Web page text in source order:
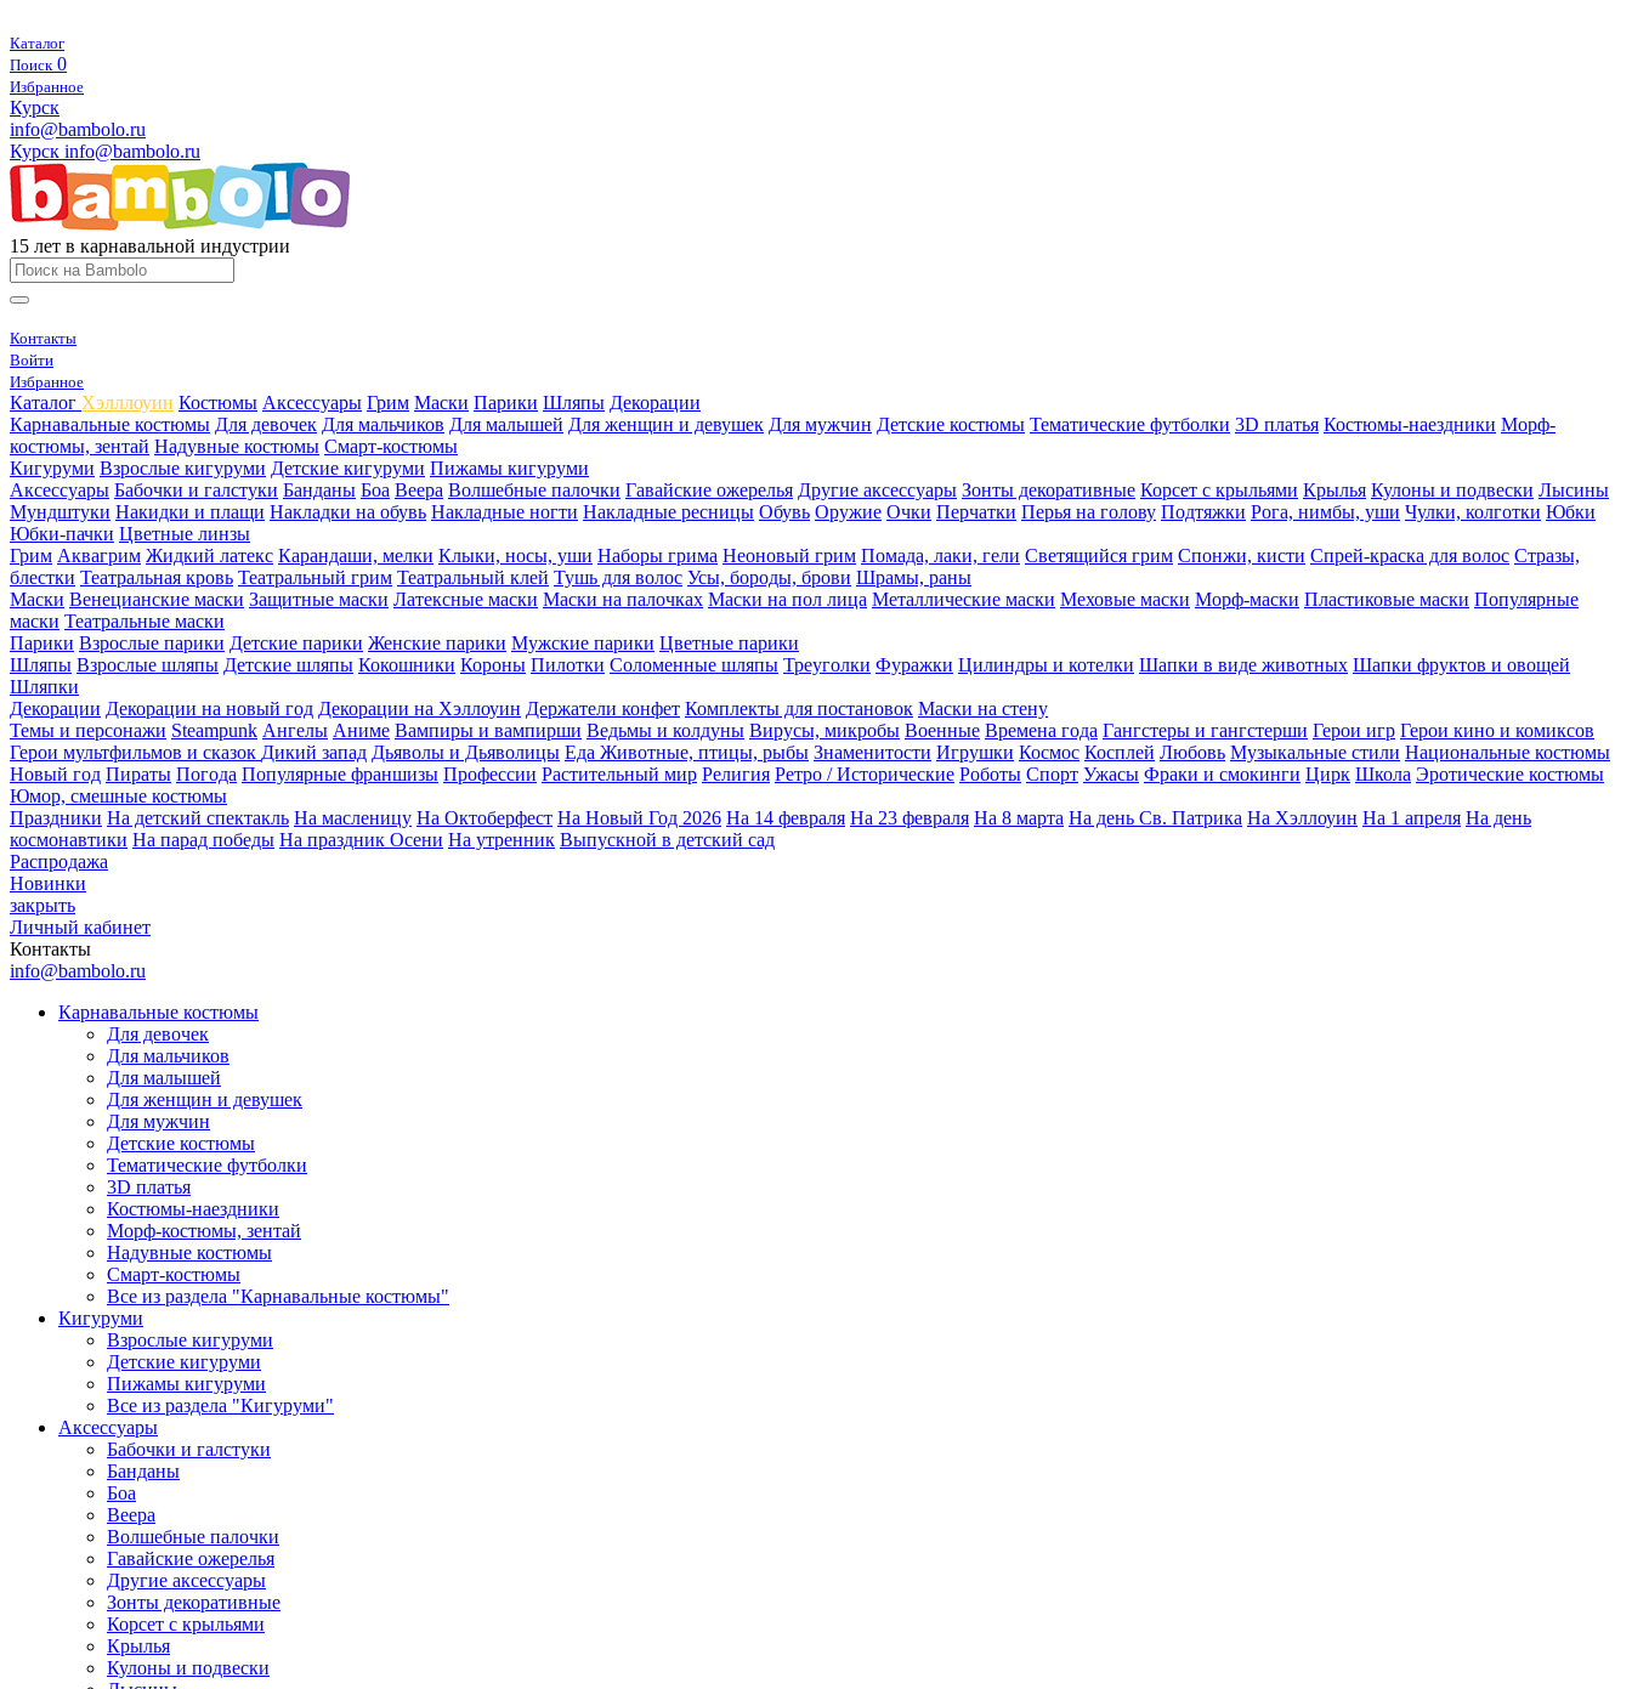
Каталог
Поиск 0
Избранное
Курск
info@bambolo.ru
Курск info@bambolo.ru
15 лет в карнавальной индустрии
Контакты
Войти
Избранное
Каталог Хэлллоуин Костюмы Аксессуары Грим Маски Парики Шляпы Декорации
Карнавальные костюмы Для девочек Для мальчиков Для малышей Для женщин и девушек Для мужчин Детские костюмы Тематические футболки 3D платья Костюмы-наездники Морф-
костюмы, зентай Надувные костюмы Смарт-костюмы
Кигуруми Взрослые кигуруми Детские кигуруми Пижамы кигуруми
Аксессуары Бабочки и галстуки Банданы Боа Веера Волшебные палочки Гавайские ожерелья Другие аксессуары Зонты декоративные Корсет с крыльями Крылья Кулоны и подвески Лысины
Мундштуки Накидки и плащи Накладки на обувь Накладные ногти Накладные ресницы Обувь Оружие Очки Перчатки Перья на голову Подтяжки Рога, нимбы, уши Чулки, колготки Юбки
Юбки-пачки Цветные линзы
Грим Аквагрим Жидкий латекс Карандаши, мелки Клыки, носы, уши Наборы грима Неоновый грим Помада, лаки, гели Светящийся грим Спонжи, кисти Спрей-краска для волос Стразы,
блестки Театральная кровь Театральный грим Театральный клей Тушь для волос Усы, бороды, брови Шрамы, раны
Маски Венецианские маски Защитные маски Латексные маски Маски на палочках Маски на пол лица Металлические маски Меховые маски Морф-маски Пластиковые маски Популярные
маски Театральные маски
Парики Взрослые парики Детские парики Женские парики Мужские парики Цветные парики
Шляпы Взрослые шляпы Детские шляпы Кокошники Короны Пилотки Соломенные шляпы Треуголки Фуражки Цилиндры и котелки Шапки в виде животных Шапки фруктов и овощей
Шляпки
Декорации Декорации на новый год Декорации на Хэллоуин Держатели конфет Комплекты для постановок Маски на стену
Темы и персонажи Steampunk Ангелы Аниме Вампиры и вампирши Ведьмы и колдуны Вирусы, микробы Военные Времена года Гангстеры и гангстерши Герои игр Герои кино и комиксов
Герои мультфильмов и сказок Дикий запад Дьяволы и Дьяволицы Еда Животные, птицы, рыбы Знаменитости Игрушки Космос Косплей Любовь Музыкальные стили Национальные костюмы
Новый год Пираты Погода Популярные франшизы Профессии Растительный мир Религия Ретро / Исторические Роботы Спорт Ужасы Фраки и смокинги Цирк Школа Эротические костюмы
Юмор, смешные костюмы
Праздники На детский спектакль На масленицу На Октоберфест На Новый Год 2026 На 14 февраля На 23 февраля На 8 марта На день Св. Патрика На Хэллоуин На 1 апреля На день
космонавтики На парад победы На праздник Осени На утренник Выпускной в детский сад
Распродажа
Новинки
закрыть
Личный кабинет
Контакты
info@bambolo.ru
Карнавальные костюмы
Для девочек
Для мальчиков
Для малышей
Для женщин и девушек
Для мужчин
Детские костюмы
Тематические футболки
3D платья
Костюмы-наездники
Морф-костюмы, зентай
Надувные костюмы
Смарт-костюмы
Все из раздела "Карнавальные костюмы"
Кигуруми
Взрослые кигуруми
Детские кигуруми
Пижамы кигуруми
Все из раздела "Кигуруми"
Аксессуары
Бабочки и галстуки
Банданы
Боа
Веера
Волшебные палочки
Гавайские ожерелья
Другие аксессуары
Зонты декоративные
Корсет с крыльями
Крылья
Кулоны и подвески